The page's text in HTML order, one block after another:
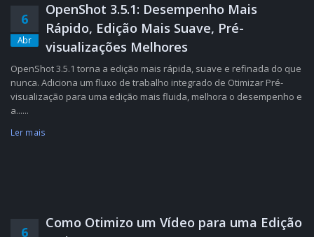
6
Abr
OpenShot 3.5.1: Desempenho Mais
Rápido, Edição Mais Suave, Pré-
visualizações Melhores
OpenShot 3.5.1 torna a edição mais rápida, suave e refinada do que
nunca. Adiciona um fluxo de trabalho integrado de Otimizar Pré-
visualização para uma edição mais fluida, melhora o desempenho e
a......
Ler mais
6
Como Otimizo um Vídeo para uma Edição